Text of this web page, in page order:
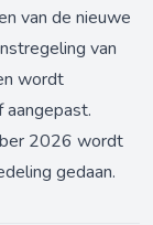
van de nieuwe
van
wordt
2026 wordt
gedaan.